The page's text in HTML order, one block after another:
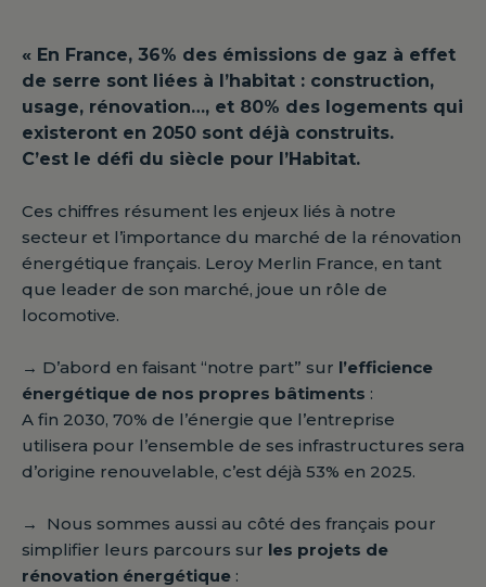
« En France, 36% des émissions de gaz à effet
de serre sont liées à l’habitat : construction,
usage, rénovation…, et 80% des logements qui
existeront en 2050 sont déjà construits.
C’est le défi du siècle pour l’Habitat.
Ces chiffres résument les enjeux liés à notre
secteur et l’importance du marché de la rénovation
énergétique français. Leroy Merlin France, en tant
que leader de son marché, joue un rôle de
locomotive.
→ D’abord en faisant “notre part” sur l’efficience
énergétique de nos propres bâtiments :
A fin 2030, 70% de l’énergie que l’entreprise
utilisera pour l’ensemble de ses infrastructures sera
d’origine renouvelable, c’est déjà 53% en 2025.
→ Nous sommes aussi au côté des français pour
simplifier leurs parcours sur les projets de
rénovation énergétique :